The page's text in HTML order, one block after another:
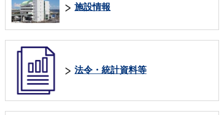
施設情報
法令・統計資料等